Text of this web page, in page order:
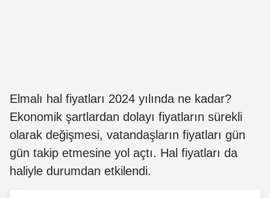
Elmalı hal fiyatları 2024 yılında ne kadar?
Ekonomik şartlardan dolayı fiyatların sürekli
olarak değişmesi, vatandaşların fiyatları gün
gün takip etmesine yol açtı. Hal fiyatları da
haliyle durumdan etkilendi.